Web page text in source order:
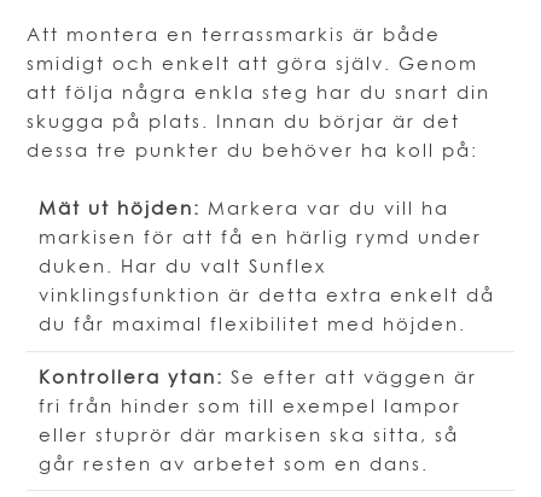
Att montera en terrassmarkis är både
smidigt och enkelt att göra själv. Genom
att följa några enkla steg har du snart din
skugga på plats. Innan du börjar är det
dessa tre punkter du behöver ha koll på:
Mät ut höjden: Markera var du vill ha
markisen för att få en härlig rymd under
duken. Har du valt Sunflex
vinklingsfunktion är detta extra enkelt då
du får maximal flexibilitet med höjden.
Kontrollera ytan: Se efter att väggen är
fri från hinder som till exempel lampor
eller stuprör där markisen ska sitta, så
går resten av arbetet som en dans.